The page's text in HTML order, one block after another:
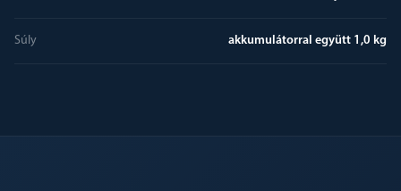
Súly akkumulátorral együtt 1,0 kg